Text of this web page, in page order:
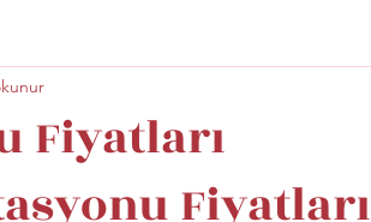
Fiyatları
Fiyatları